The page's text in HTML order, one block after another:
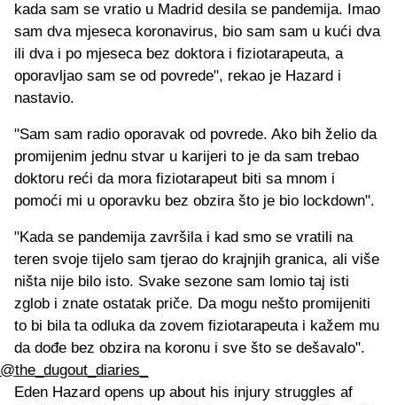
kada sam se vratio u Madrid desila se pandemija. Imao
sam dva mjeseca koronavirus, bio sam sam u kući dva
ili dva i po mjeseca bez doktora i fiziotarapeuta, a
oporavljao sam se od povrede", rekao je Hazard i
nastavio.
"Sam sam radio oporavak od povrede. Ako bih želio da
promijenim jednu stvar u karijeri to je da sam trebao
doktoru reći da mora fiziotarapeut biti sa mnom i
pomoći mi u oporavku bez obzira što je bio lockdown".
"Kada se pandemija završila i kad smo se vratili na
teren svoje tijelo sam tjerao do krajnjih granica, ali više
ništa nije bilo isto. Svake sezone sam lomio taj isti
zglob i znate ostatak priče. Da mogu nešto promijeniti
to bi bila ta odluka da zovem fiziotarapeuta i kažem mu
da dođe bez obzira na koronu i sve što se dešavalo".
@the_dugout_diaries_
Eden Hazard opens up about his injury struggles af